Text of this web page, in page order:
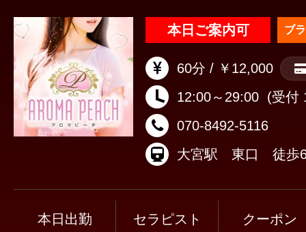
本日ご案内可 ブ
60分 / ￥12,000
12:00～29:00 (受付
070-8492-5116
大宮駅 東口 徒歩
本日出勤 セラピスト クーポン